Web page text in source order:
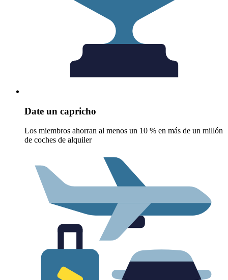
Date un capricho
Los miembros ahorran al menos un 10 % en más de un millón
de coches de alquiler